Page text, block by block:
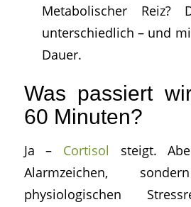
Metabolischer
unterschiedlich – und
Dauer.
Was passiert
60 Minuten?
Ja – Cortisol steigt.
Alarmzeichen,
physiologischen